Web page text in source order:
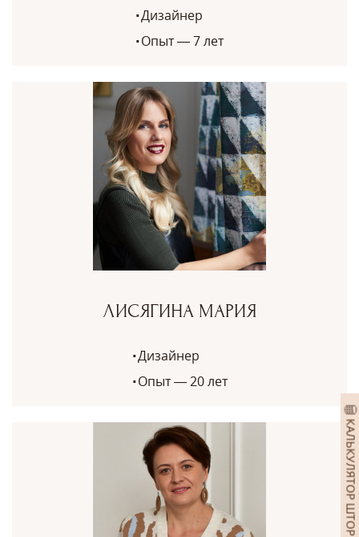
КАЛЬКУЛЯТОР ШТОР
Дизайнер
Опыт — 7 лет
ЛИСЯГИНА МАРИЯ
Дизайнер
Опыт — 20 лет